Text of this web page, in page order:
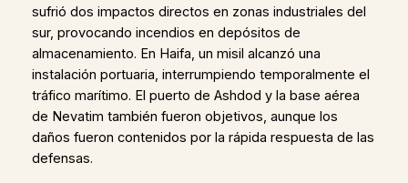
sufrió dos impactos directos en zonas industriales del
sur, provocando incendios en depósitos de
almacenamiento. En Haifa, un misil alcanzó una
instalación portuaria, interrumpiendo temporalmente el
tráfico marítimo. El puerto de Ashdod y la base aérea
de Nevatim también fueron objetivos, aunque los
daños fueron contenidos por la rápida respuesta de las
defensas.